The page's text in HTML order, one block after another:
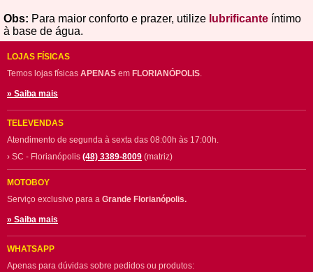
Obs: Para maior conforto e prazer, utilize lubrificante íntimo
à base de água.
LOJAS FÍSICAS
Temos lojas físicas APENAS em FLORIANÓPOLIS.
» Saiba mais
TELEVENDAS
Atendimento de segunda à sexta das 08:00h às 17:00h.
› SC - Florianópolis (48) 3389-8009 (matriz)
MOTOBOY
Serviço exclusivo para a Grande Florianópolis.
» Saiba mais
WHATSAPP
Apenas para dúvidas sobre pedidos ou produtos: